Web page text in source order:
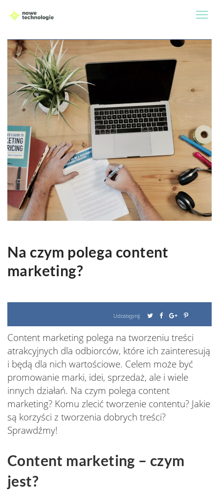
Na czym polega content
marketing?
Udostępnij:
Content marketing polega na tworzeniu treści
atrakcyjnych dla odbiorców, które ich zainteresują
i będą dla nich wartościowe. Celem może być
promowanie marki, idei, sprzedaż, ale i wiele
innych działań. Na czym polega content
marketing? Komu zlecić tworzenie contentu? Jakie
są korzyści z tworzenia dobrych treści?
Sprawdźmy!
Content marketing – czym
jest?